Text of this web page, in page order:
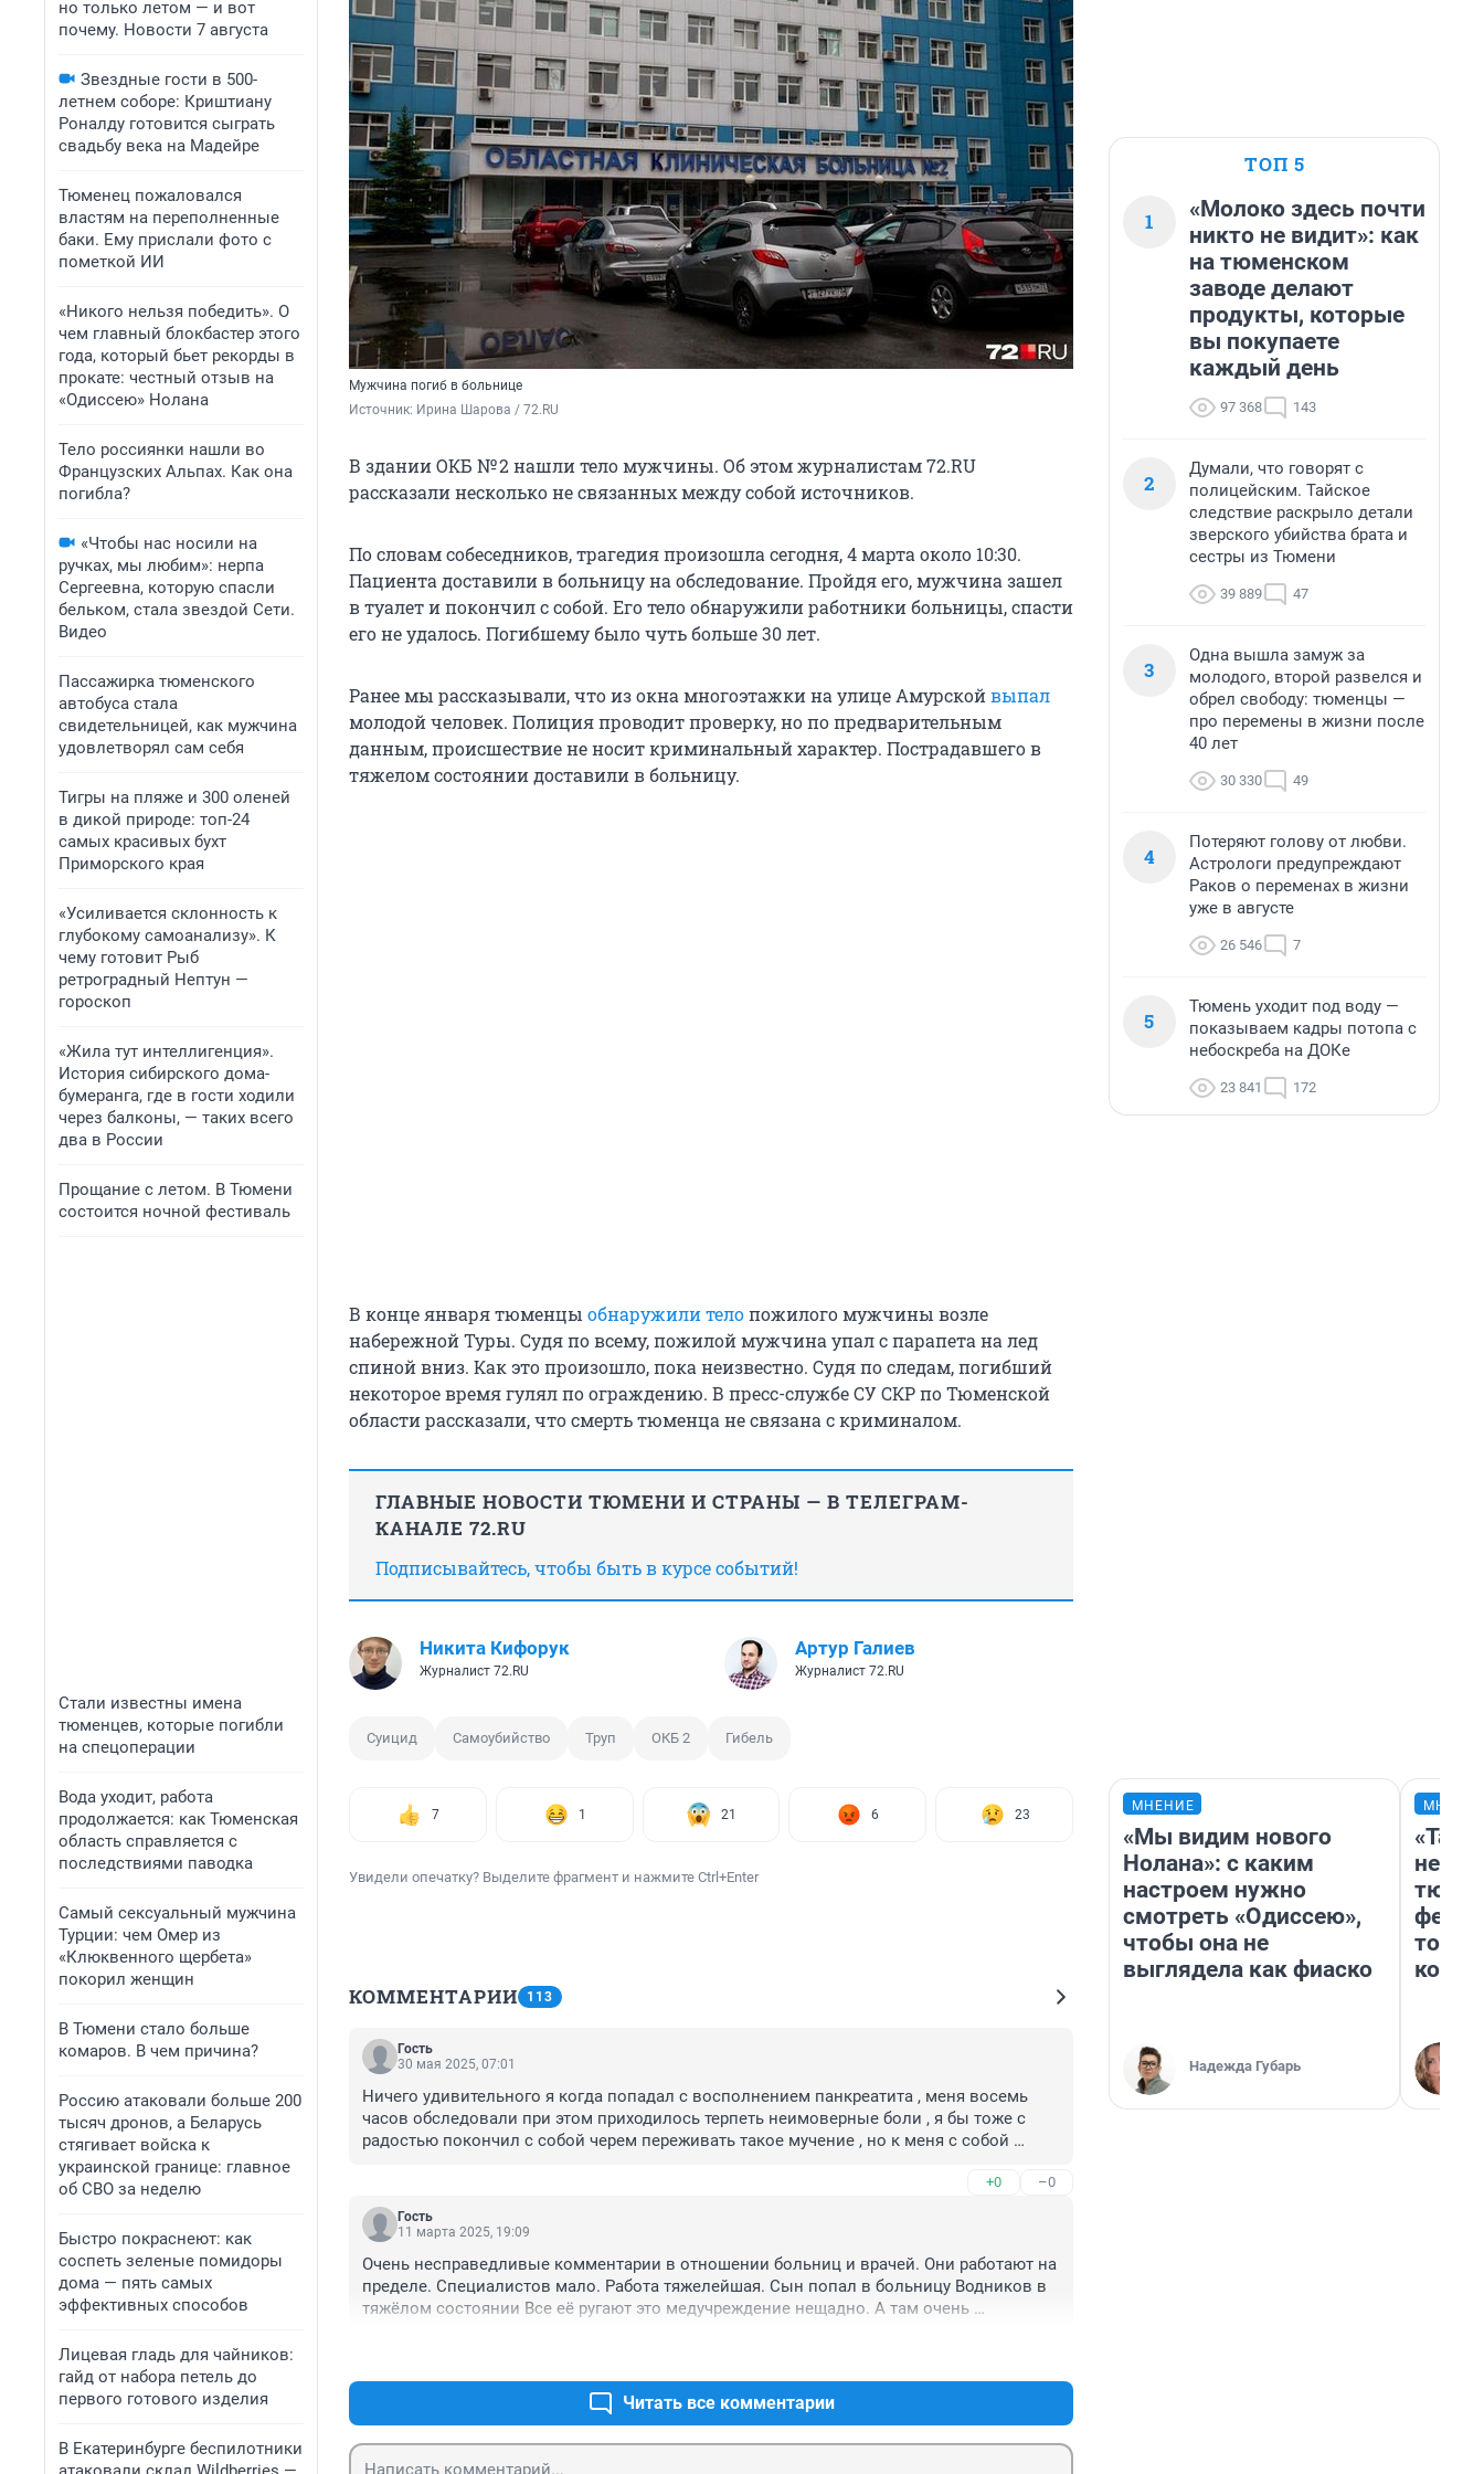
но только летом — и вот
почему. Новости 7 августа
Звездные гости в 500-
летнем соборе: Криштиану
Роналду готовится сыграть
свадьбу века на Мадейре
Тюменец пожаловался
властям на переполненные
баки. Ему прислали фото с
пометкой ИИ
«Никого нельзя победить». О
чем главный блокбастер этого
года, который бьет рекорды в
прокате: честный отзыв на
«Одиссею» Нолана
Тело россиянки нашли во
Французских Альпах. Как она
погибла?
«Чтобы нас носили на
ручках, мы любим»: нерпа
Сергеевна, которую спасли
бельком, стала звездой Сети.
Видео
Пассажирка тюменского
автобуса стала
свидетельницей, как мужчина
удовлетворял сам себя
Тигры на пляже и 300 оленей
в дикой природе: топ-24
самых красивых бухт
Приморского края
«Усиливается склонность к
глубокому самоанализу». К
чему готовит Рыб
ретроградный Нептун —
гороскоп
«Жила тут интеллигенция».
История сибирского дома-
бумеранга, где в гости ходили
через балконы, — таких всего
два в России
Прощание с летом. В Тюмени
состоится ночной фестиваль
Стали известны имена
тюменцев, которые погибли
на спецоперации
Вода уходит, работа
продолжается: как Тюменская
область справляется с
последствиями паводка
Самый сексуальный мужчина
Турции: чем Омер из
«Клюквенного щербета»
покорил женщин
В Тюмени стало больше
комаров. В чем причина?
Россию атаковали больше 200
тысяч дронов, а Беларусь
стягивает войска к
украинской границе: главное
об СВО за неделю
Быстро покраснеют: как
соспеть зеленые помидоры
дома — пять самых
эффективных способов
Лицевая гладь для чайников:
гайд от набора петель до
первого готового изделия
В Екатеринбурге беспилотники
Мужчина погиб в больнице
Источник: Ирина Шарова / 72.RU
В здании ОКБ № 2 нашли тело мужчины. Об этом журналистам 72.RU
рассказали несколько не связанных между собой источников.
По словам собеседников, трагедия произошла сегодня, 4 марта около 10:30.
Пациента доставили в больницу на обследование. Пройдя его, мужчина зашел
в туалет и покончил с собой. Его тело обнаружили работники больницы, спасти
его не удалось. Погибшему было чуть больше 30 лет.
Ранее мы рассказывали, что из окна многоэтажки на улице Амурскойвыпал
молодой человек. Полиция проводит проверку, но по предварительным
данным, происшествие не носит криминальный характер. Пострадавшего в
тяжелом состоянии доставили в больницу.
В конце января тюменцы обнаружили телопожилого мужчины возле
набережной Туры. Судя по всему, пожилой мужчина упал с парапета на лед
спиной вниз. Как это произошло, пока неизвестно. Судя по следам, погибший
некоторое время гулял по ограждению. В пресс-службе СУ СКР по Тюменской
области рассказали, что смерть тюменца не связана с криминалом.
ГЛАВНЫЕ НОВОСТИ ТЮМЕНИ И СТРАНЫ — В ТЕЛЕГРАМ-
КАНАЛЕ 72.RU
Подписывайтесь, чтобы быть в курсе событий!
Никита Кифорук
Журналист 72.RU
Артур Галиев
Журналист 72.RU
Суицид Самоубийство Труп ОКБ 2 Гибель
7 1 21 6 23
Увидели опечатку? Выделите фрагмент и нажмите Ctrl+Enter
КОММЕНТАРИИ 113
Гость
30 мая 2025, 07:01
Ничего удивительного я когда попадал с восполнением панкреатита , меня восемь
часов обследовали при этом приходилось терпеть неимоверные боли , я бы тоже с
радостью покончил с собой черем переживать такое мучение , но к меня с собой
+0 –0
Гость
11 марта 2025, 19:09
Очень несправедливые комментарии в отношении больниц и врачей. Они работают на
пределе. Специалистов мало. Работа тяжелейшая. Сын попал в больницу Водников в
тяжёлом состоянии Все её ругают это медучреждение нещадно. А там очень
недовольны,и все умеют учить и лечить. Я вот ни разу нигде не высказала
недовольства чьи-то трудом.Все профессии "не отдых на диване". Отнеситесь сами с
пониманием и доброжелательно. Не качайте права бесконечно,по любому поводу.
Будьте толерантны. Не мешайте своим негативом выполнять людям свою работу.
Читать все комментарии
ТОП 5
1
«Молоко здесь почти
никто не видит»: как
на тюменском
заводе делают
продукты, которые
вы покупаете
каждый день
97 368 143
2
Думали, что говорят с
полицейским. Тайское
следствие раскрыло детали
зверского убийства брата и
сестры из Тюмени
39 889 47
3
Одна вышла замуж за
молодого, второй развелся и
обрел свободу: тюменцы —
про перемены в жизни после
40 лет
30 330 49
4
Потеряют голову от любви.
Астрологи предупреждают
Раков о переменах в жизни
уже в августе
26 546 7
5
Тюмень уходит под воду —
показываем кадры потопа с
небоскреба на ДОКе
23 841 172
МНЕНИЕ
«Мы видим нового
Нолана»: с каким
настроем нужно
смотреть «Одиссею»,
чтобы она не
выглядела как фиаско
Надежда Губарь
не